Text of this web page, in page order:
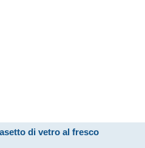
di vetro al fresco